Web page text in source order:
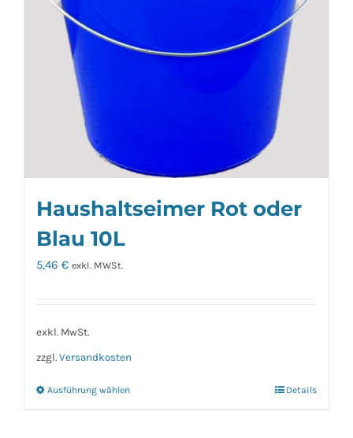
Haushaltseimer Rot oder
Blau 10L
5,46 € exkl. MWSt.
exkl. MwSt.
zzgl. Versandkosten
Ausführung wählenDieses
Details